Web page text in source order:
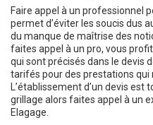
Faire appel à un professionnel
permet d’éviter les soucis dus
du manque de maîtrise des
faites appel à un pro, vous
qui sont précisés dans le devis
tarifés pour des prestations qui
L’établissement d’un devis
grillage alors faites appel à un
Elagage.